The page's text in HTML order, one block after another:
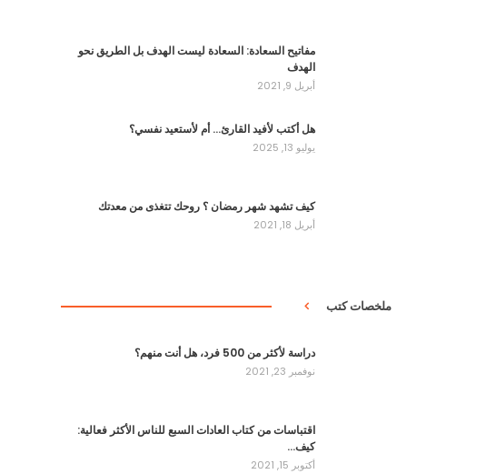
مفاتيح السعادة: السعادة ليست الهدف بل الطريق نحو
الهدف
أبريل 9, 2021
هل أكتب لأفيد القارئ… أم لأستعيد نفسي؟
يوليو 13, 2025
كيف تشهد شهر رمضان ؟ روحك تتغذى من معدتك
أبريل 18, 2021
ملخصات كتب
دراسة لأكثر من 500 فرد، هل أنت منهم؟
نوفمبر 23, 2021
اقتباسات من كتاب العادات السبع للناس الأكثر فعالية:
كيف…
أكتوبر 15, 2021